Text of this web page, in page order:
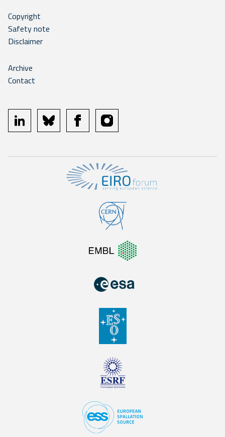
Copyright
Safety note
Disclaimer
Archive
Contact
linkedin bluesky facebookinstagram